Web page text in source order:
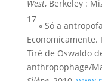
West, Berkeley :
17
« Só a
Economicamente.
Tiré de Oswaldo
anthropophage/